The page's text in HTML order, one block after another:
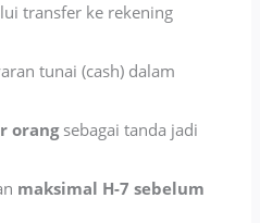
transfer ke rekening
tunai (cash) dalam
orangsebagai tanda jadi
maksimal H-7 sebelum